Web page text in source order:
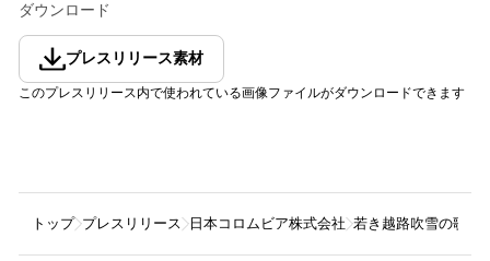
ダウンロード
プレスリリース素材
このプレスリリース内で使われている画像ファイルがダウンロードできます
トップ プレスリリース 日本コロムビア株式会社 若き越路吹雪の歌声